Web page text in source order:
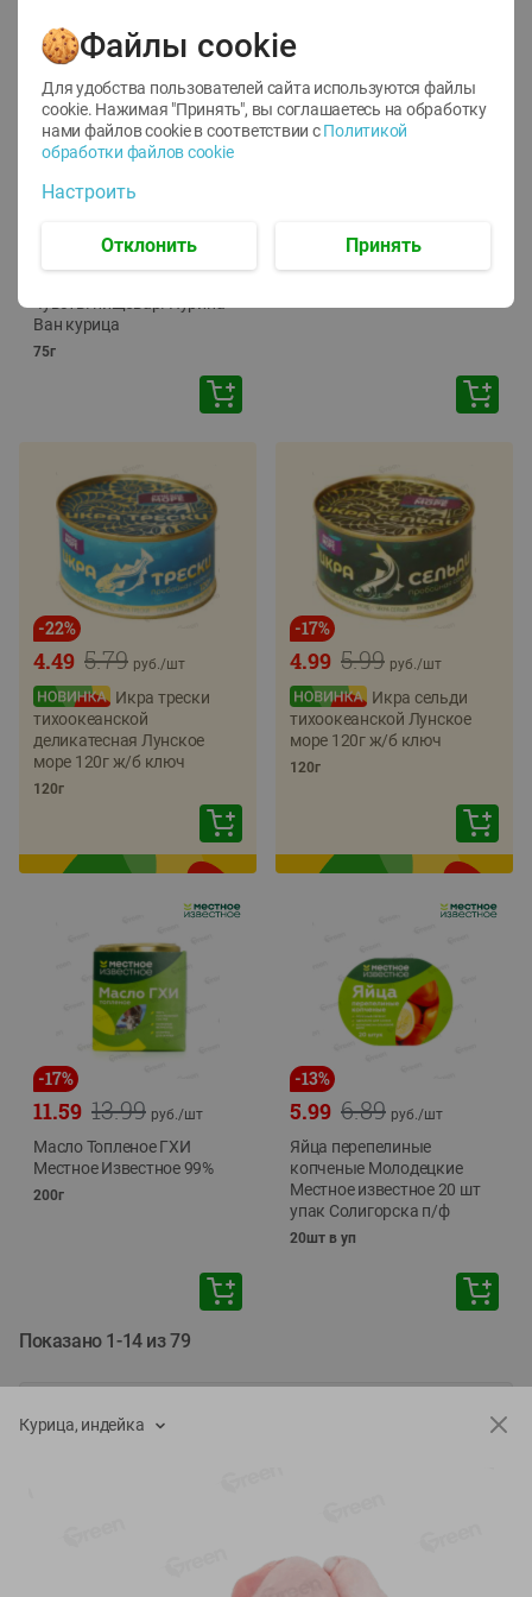
- 12
руб./шт
Ван курица
75г
ТОФУ Vegetus ТВЕРДЫЙ
-22%
5.79
4.49 руб./шт
Икра трески
тихоокеанской
деликатесная Лунское
море 120г ж/б ключ
120г
-17%
5.99
4.99 руб./шт
Икра сельди
тихоокеанской Лунское
море 120г ж/б ключ
120г
-17%
13.99
11.59 руб./шт
Масло Топленое ГХИ
Местное Известное 99%
200г
-13%
6.89
5.99 руб./шт
Яйца перепелиные
копченые Молодецкие
Местное известное 20 шт
упак Солигорска п/ф
20шт в уп
Показано 1-14 из 79
Курица, индейка
Файлы cookie
Для удобства пользователей сайта используются файлы
cookie. Нажимая "Принять", вы соглашаетесь на обработку
нами файлов cookie в соответствии с Политикой
обработки файлов cookie
Настроить
Отклонить Принять